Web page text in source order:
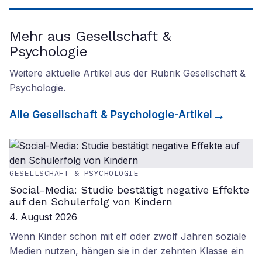
Mehr aus Gesellschaft &
Psychologie
Weitere aktuelle Artikel aus der Rubrik Gesellschaft &
Psychologie.
Alle Gesellschaft & Psychologie-Artikel
GESELLSCHAFT & PSYCHOLOGIE
Social-Media: Studie bestätigt negative Effekte
auf den Schulerfolg von Kindern
4. August 2026
Wenn Kinder schon mit elf oder zwölf Jahren soziale
Medien nutzen, hängen sie in der zehnten Klasse ein